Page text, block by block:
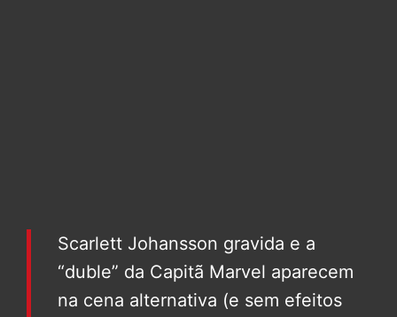
Scarlett Johansson gravida e a
“duble” da Capitã Marvel aparecem
na cena alternativa (e sem efeitos